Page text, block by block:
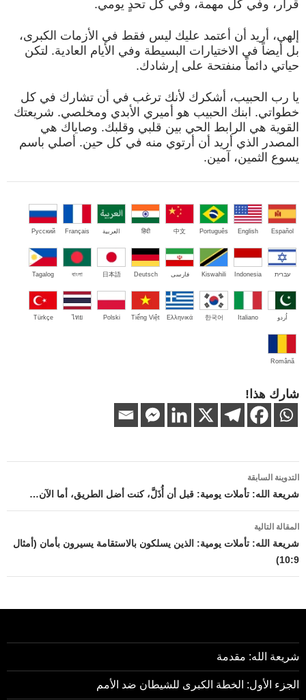
قرار، وفي كل مهمة، وفي كل تحدٍ يومي.
إلهي، أريد أن أعتمد عليك ليس فقط في الأزمات الكبرى،
بل أيضاً في الاختيارات البسيطة وفي الأيام العادية. لتكن
حياتي دائماً منفتحة على إرشادك.
يا رب الحبيب، أشكرك لأنك ترغب في أن تشارك في كل
خطواتي. ابنك الحبيب هو أميري الأبدي ومخلصي. شريعتك
القوية هي الرابط الحي بين قلبي وقلبك. وصاياك هي
المصدر الذي أريد أن أرتوي منه في كل حين. أصلي باسم
يسوع الثمين، آمين.
Español
English
Português
中文
हिंदी العربية Français
Русский
עברית Indonesia
Kiswahili فارسی Deutsch
日本語
বাংলা
Tagalog
اُردو Italiano
한국어
Ελληνικά
Tiếng Việt
Polski
ไทย
Türkçe
Română
شارك هذا!
تصفّح
المقالات
التدوينة السابقة
شريعة الله: تأملات يومية: قبل أن أُذَلَّ، كنت أضل الطريق، أما الآن…
المقالة التالية
شريعة الله: تأملات يومية: الذين يسلكون بالاستقامة يسيرون بأمان (أمثال
10:9)
شريعة الله: مقدمة
الجزء الأول: الخطة الكبرى للشيطان ضد الأمم